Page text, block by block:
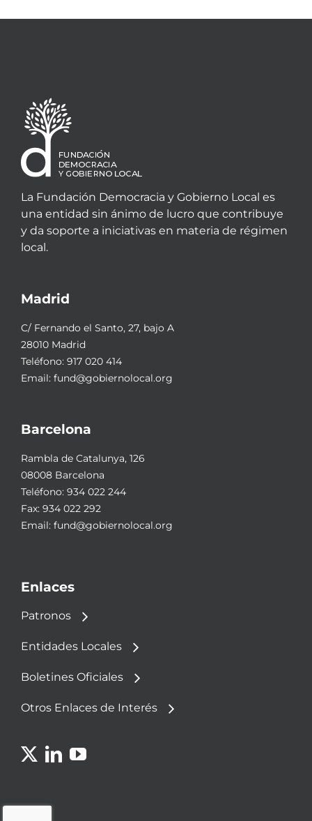
La Fundación Democracia y Gobierno Local es
una entidad sin ánimo de lucro que contribuye
y da soporte a iniciativas en materia de régimen
local.
Madrid
C/ Fernando el Santo, 27, bajo A
28010 Madrid
Teléfono: 917 020 414
Email: fund@gobiernolocal.org
Barcelona
Rambla de Catalunya, 126
08008 Barcelona
Teléfono: 934 022 244
Fax: 934 022 292
Email: fund@gobiernolocal.org
Enlaces
Patronos
Entidades Locales
Boletines Oficiales
Otros Enlaces de Interés